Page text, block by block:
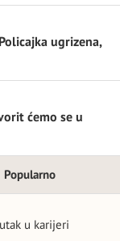
ugrizena,
ćemo se u
Popularno
u karijeri